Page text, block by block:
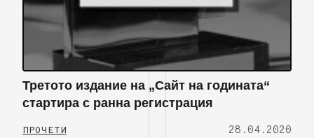
Третото издание на „Сайт на годината“
стартира с ранна регистрация
ПРОЧЕТИ 28.04.2020